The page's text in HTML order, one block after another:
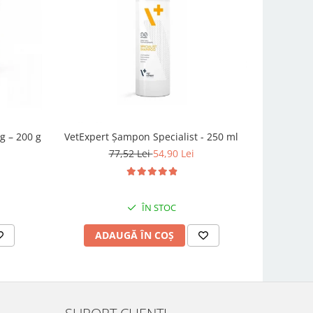
– 200 g
VetExpert Șampon Specialist - 250 ml
77,52 Lei54,90 Lei
ÎN STOC
ADAUGĂ ÎN COȘ